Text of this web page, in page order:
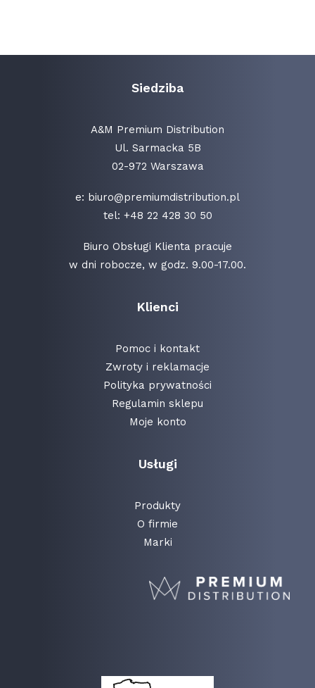
Siedziba
A&M Premium Distribution
Ul. Sarmacka 5B
02-972 Warszawa
e: biuro@premiumdistribution.pl
tel: +48 22 428 30 50
Biuro Obsługi Klienta pracuje
w dni robocze, w godz. 9.00-17.00.
Klienci
Pomoc i kontakt
Zwroty i reklamacje
Polityka prywatności
Regulamin sklepu
Moje konto
Usługi
Produkty
O firmie
Marki